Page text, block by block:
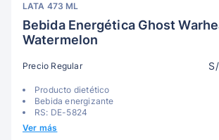
LATA 473 ML
Bebida Energética Ghost
Watermelon
Precio Regular
Producto dietético
Bebida energizante
RS: DE-5824
Ver más